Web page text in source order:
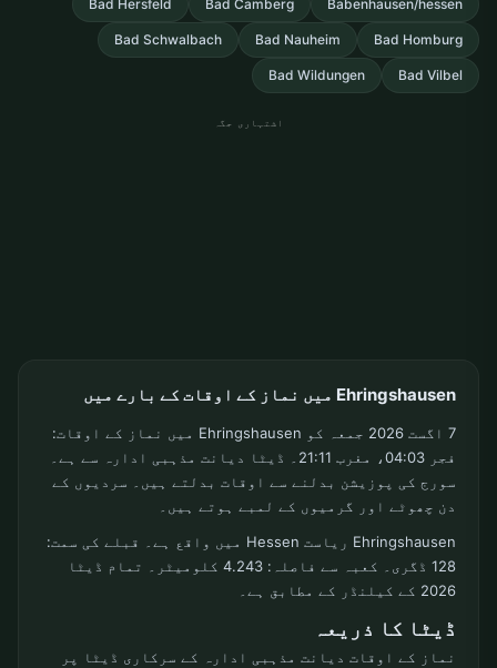
Babenhausen/hessen
Bad Camberg
Bad Hersfeld
Bad Homburg
Bad Nauheim
Bad Schwalbach
Bad Vilbel
Bad Wildungen
اشتہاری جگہ
Ehringshausen میں نماز کے اوقات کے بارے میں
7 اگست 2026 جمعہ کو Ehringshausen میں نماز کے اوقات:
فجر 04:03، مغرب 21:11۔ ڈیٹا دیانت مذہبی ادارہ سے ہے۔
سورج کی پوزیشن بدلنے سے اوقات بدلتے ہیں۔ سردیوں کے
دن چھوٹے اور گرمیوں کے لمبے ہوتے ہیں۔
Ehringshausen ریاست Hessen میں واقع ہے۔ قبلے کی سمت:
128 ڈگری۔ کعبہ سے فاصلہ: 4.243 کلومیٹر۔ تمام ڈیٹا
2026 کے کیلنڈر کے مطابق ہے۔
ڈیٹا کا ذریعہ
نماز کے اوقات دیانت مذہبی ادارہ کے سرکاری ڈیٹا پر